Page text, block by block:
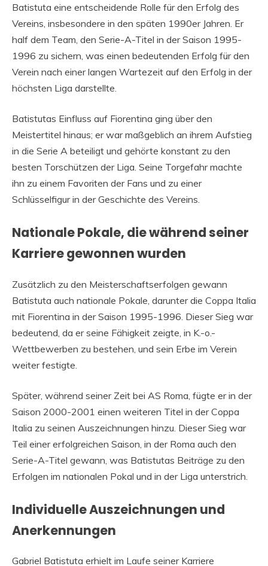
Batistuta eine entscheidende Rolle für den Erfolg des
Vereins, insbesondere in den späten 1990er Jahren. Er
half dem Team, den Serie-A-Titel in der Saison 1995-
1996 zu sichern, was einen bedeutenden Erfolg für den
Verein nach einer langen Wartezeit auf den Erfolg in der
höchsten Liga darstellte.
Batistutas Einfluss auf Fiorentina ging über den
Meistertitel hinaus; er war maßgeblich an ihrem Aufstieg
in die Serie A beteiligt und gehörte konstant zu den
besten Torschützen der Liga. Seine Torgefahr machte
ihn zu einem Favoriten der Fans und zu einer
Schlüsselfigur in der Geschichte des Vereins.
Nationale Pokale, die während seiner
Karriere gewonnen wurden
Zusätzlich zu den Meisterschaftserfolgen gewann
Batistuta auch nationale Pokale, darunter die Coppa Italia
mit Fiorentina in der Saison 1995-1996. Dieser Sieg war
bedeutend, da er seine Fähigkeit zeigte, in K.-o.-
Wettbewerben zu bestehen, und sein Erbe im Verein
weiter festigte.
Später, während seiner Zeit bei AS Roma, fügte er in der
Saison 2000-2001 einen weiteren Titel in der Coppa
Italia zu seinen Auszeichnungen hinzu. Dieser Sieg war
Teil einer erfolgreichen Saison, in der Roma auch den
Serie-A-Titel gewann, was Batistutas Beiträge zu den
Erfolgen im nationalen Pokal und in der Liga unterstrich.
Individuelle Auszeichnungen und
Anerkennungen
Gabriel Batistuta erhielt im Laufe seiner Karriere